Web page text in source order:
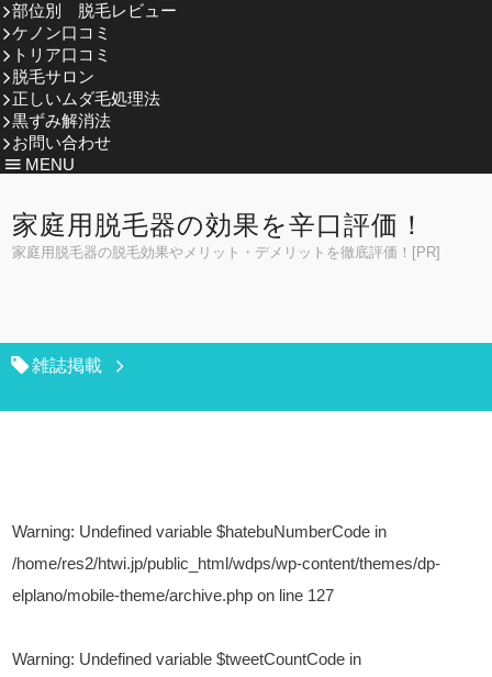
部位別 脱毛レビュー
ケノン口コミ
トリア口コミ
脱毛サロン
正しいムダ毛処理法
黒ずみ解消法
お問い合わせ
MENU
家庭用脱毛器の効果を辛口評価！
家庭用脱毛器の脱毛効果やメリット・デメリットを徹底評価！[PR]
雑誌掲載
Warning: Undefined variable $hatebuNumberCode in
/home/res2/htwi.jp/public_html/wdps/wp-content/themes/dp-
elplano/mobile-theme/archive.php on line 127
Warning: Undefined variable $tweetCountCode in